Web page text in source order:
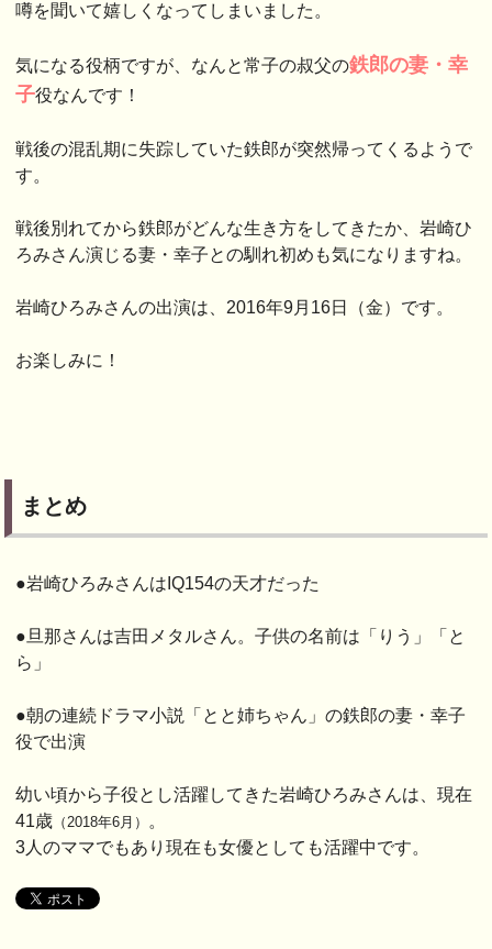
噂を聞いて嬉しくなってしまいました。
気になる役柄ですが、なんと常子の叔父の鉄郎の妻・幸
子役なんです！
戦後の混乱期に失踪していた鉄郎が突然帰ってくるようで
す。
戦後別れてから鉄郎がどんな生き方をしてきたか、岩崎ひ
ろみさん演じる妻・幸子との馴れ初めも気になりますね。
岩崎ひろみさんの出演は、2016年9月16日（金）です。
お楽しみに！
まとめ
●岩崎ひろみさんはIQ154の天才だった
●旦那さんは吉田メタルさん。子供の名前は「りう」「と
ら」
●朝の連続ドラマ小説「とと姉ちゃん」の鉄郎の妻・幸子
役で出演
幼い頃から子役とし活躍してきた岩崎ひろみさんは、現在
41歳 （2018年6月）
。
3人のママでもあり現在も女優としても活躍中です。